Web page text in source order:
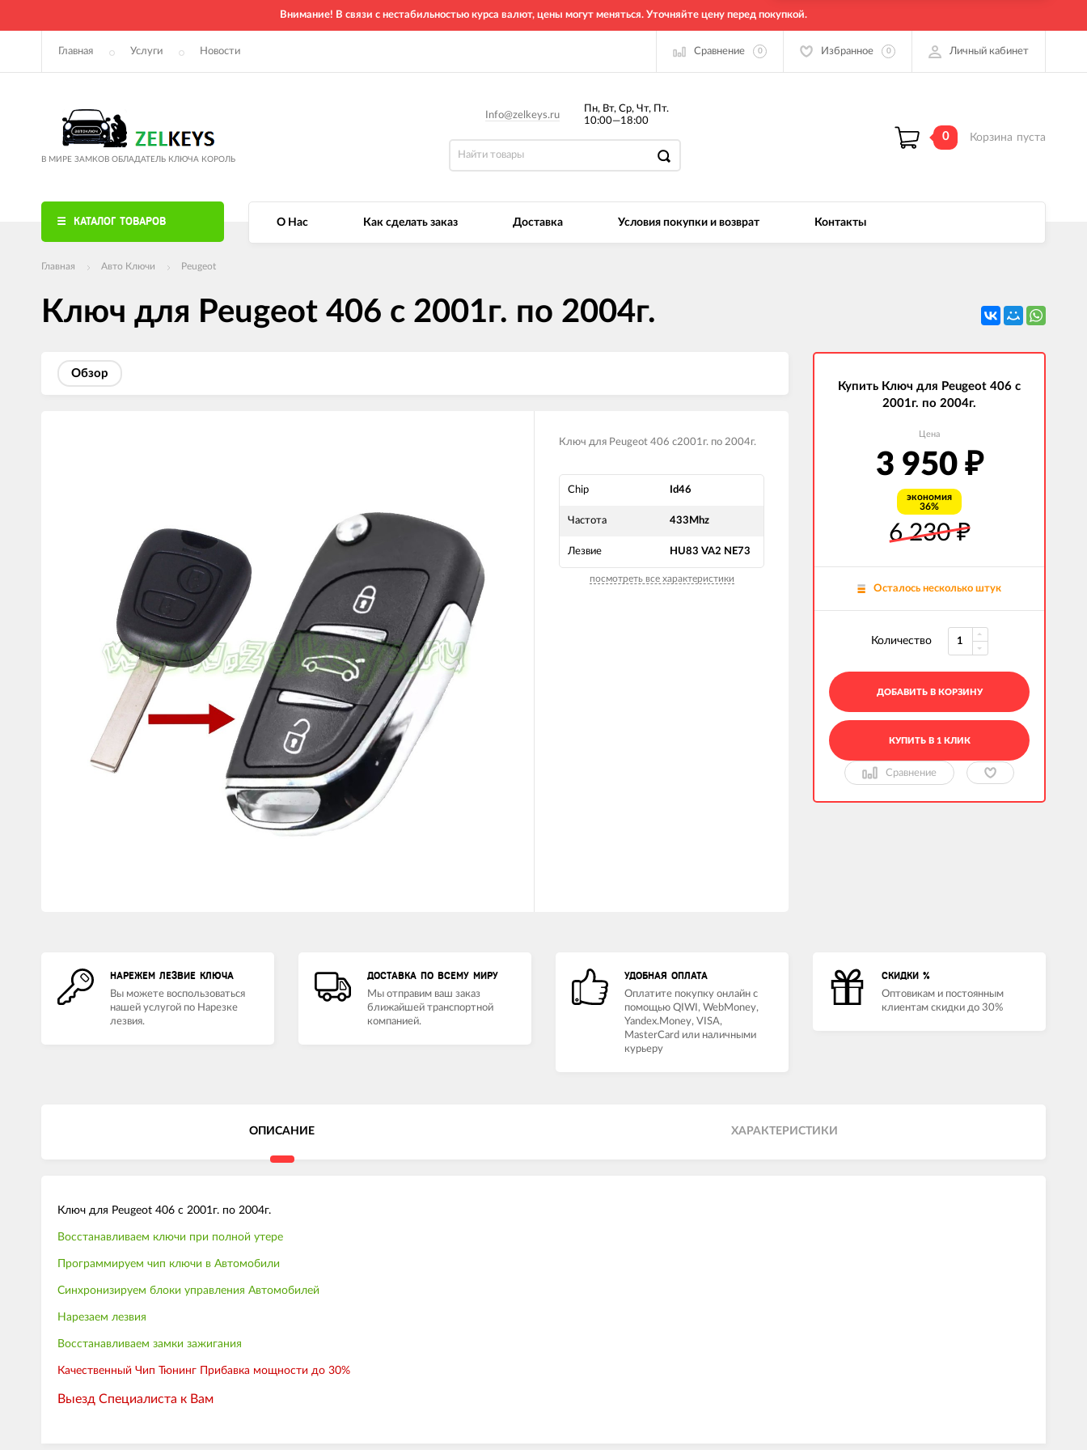
Внимание! В связи с нестабильностью курса валют, цены могут меняться. Уточняйте цену перед покупкой.
Главная Услуги Новости Сравнение 0 Избранное 0 Личный кабинет
В МИРЕ ЗАМКОВ ОБЛАДАТЕЛЬ КЛЮЧА КОРОЛЬ
Info@zelkeys.ru
Пн, Вт, Ср, Чт, Пт.
10:00—18:00
0 Корзина пуста
КАТАЛОГ ТОВАРОВ О Нас Как сделать заказ Доставка Условия покупки и возврат Контакты
Главная Авто Ключи Peugeot
Ключ для Peugeot 406 с 2001г. по 2004г.
Обзор
Ключ для Peugeot 406 с2001г. по 2004г.
Chip Id46
Частота 433Mhz
Лезвие HU83 VA2 NE73
посмотреть все характеристики
Купить Ключ для Peugeot 406 с
2001г. по 2004г.
Цена
3 950 ₽
экономия
36%
6 230₽
Осталось несколько штук
Количество
ДОБАВИТЬ В КОРЗИНУ
КУПИТЬ В 1 КЛИК
Сравнение
НАРЕЖЕМ ЛЕЗВИЕ КЛЮЧА
Вы можете воспользоваться
нашей услугой по Нарезке
лезвия.
ДОСТАВКА ПО ВСЕМУ МИРУ
Мы отправим ваш заказ
ближайшей транспортной
компанией.
УДОБНАЯ ОПЛАТА
Оплатите покупку онлайн с
помощью QIWI, WebMoney,
Yandex.Money, VISA,
MasterCard или наличными
курьеру
СКИДКИ %
Оптовикам и постоянным
клиентам скидки до 30%
ОПИСАНИЕ ХАРАКТЕРИСТИКИ
Ключ для Peugeot 406 с 2001г. по 2004г.
Восстанавливаем ключи при полной утере
Программируем чип ключи в Автомобили
Синхронизируем блоки управления Автомобилей
Нарезаем лезвия
Восстанавливаем замки зажигания
Качественный Чип Тюнинг Прибавка мощности до 30%
Выезд Специалиста к Вам